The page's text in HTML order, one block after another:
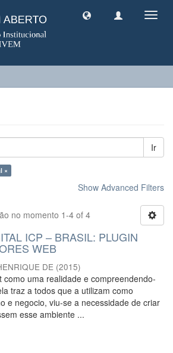
Ir
×
Show Advanced Filters
no momento 1-4 of 4
ICP – BRASIL: PLUGIN
WEB
DE (2015)
como uma realidade e compreendendo-
traz a todos que a utilizam como
e negocio, viu-se a necessidade de criar
esse ambiente ...